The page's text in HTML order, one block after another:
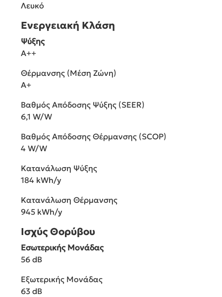
Λευκό
Ενεργειακή Κλάση
Ψύξης
A++
Θέρμανσης (Μέση Ζώνη)
A+
Βαθμός Απόδοσης Ψύξης (SEER)
6,1 W/W
Βαθμός Απόδοσης Θέρμανσης (SCOP)
4 W/W
Κατανάλωση Ψύξης
184 kWh/y
Κατανάλωση Θέρμανσης
945 kWh/y
Ισχύς Θορύβου
Εσωτερικής Μονάδας
56 dB
Εξωτερικής Μονάδας
63 dB